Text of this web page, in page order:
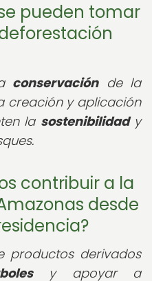
pueden tomar
conservaciónde la
creación y aplicación
la sostenibilidady
contribuir a la
desde
productos derivados
y apoyar a